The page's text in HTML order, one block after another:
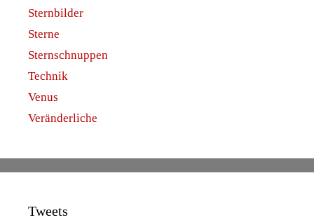
Sternbilder
Sterne
Sternschnuppen
Technik
Venus
Veränderliche
Tweets